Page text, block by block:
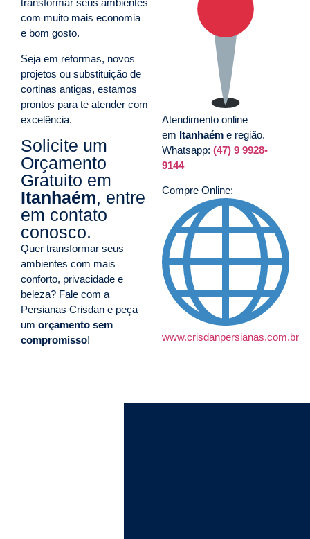
transformar seus ambientes
com muito mais economia
e bom gosto.
Seja em reformas, novos
projetos ou substituição de
cortinas antigas, estamos
prontos para te atender com
excelência.
Solicite um
Orçamento
Gratuito em
Itanhaém, entre
em contato
conosco.
Quer transformar seus
ambientes com mais
conforto, privacidade e
beleza? Fale com a
Persianas Crisdan e peça
um orçamento sem
compromisso!
Atendimento online
em Itanhaém e região.
Whatsapp: (47) 9 9928-
9144
Compre Online:
www.crisdanpersianas.com.br